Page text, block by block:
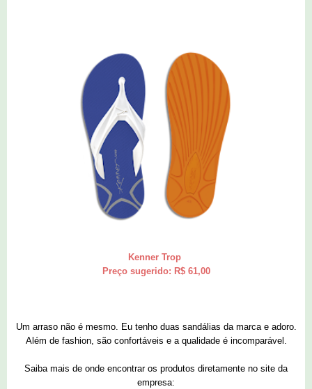
Kenner Trop
Preço sugerido: R$ 61,00
Um arraso não é mesmo. Eu tenho duas sandálias da marca e adoro.
Além de fashion, são confortáveis e a qualidade é incomparável.
Saiba mais de onde encontrar os produtos diretamente no site da
empresa: